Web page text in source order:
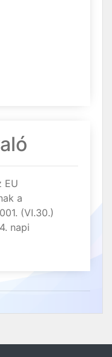
EU
a
(VI.30.)
napi